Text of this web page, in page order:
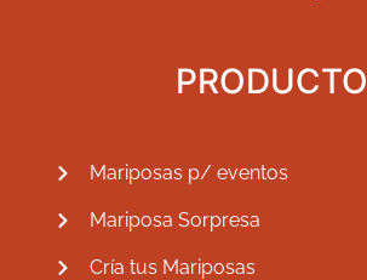
PRODUCTO
Mariposas p/ eventos
Mariposa Sorpresa
Cría tus Mariposas